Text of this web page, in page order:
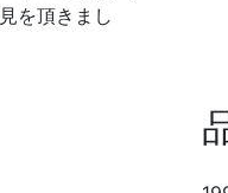
を頂きまし